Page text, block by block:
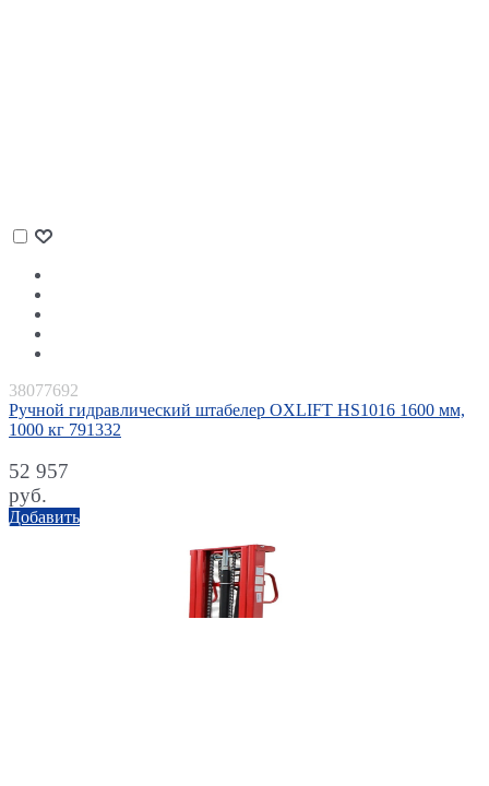
38077692
Ручной гидравлический штабелер OXLIFT HS1016 1600 мм,
1000 кг 791332
52 957
руб.
Добавить